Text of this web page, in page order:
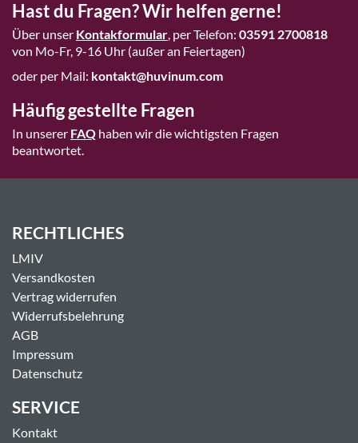
Hast du Fragen? Wir helfen gerne!
Über unser Kontakformular, per Telefon: 03591 2700818
von Mo-Fr, 9-16 Uhr (außer an Feiertagen)
oder per Mail: kontakt@huvinum.com
Häufig gestellte Fragen
In unserer FAQ haben wir die wichtigsten Fragen
beantwortet.
RECHTLICHES
LMIV
Versandkosten
Vertrag widerrufen
Widerrufsbelehrung
AGB
Impressum
Datenschutz
SERVICE
Kontakt